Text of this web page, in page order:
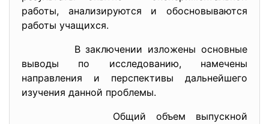
работы, анализируются и обосновываются
работы учащихся.
В заключении изложены основные
выводы по исследованию, намечены
направления и перспективы дальнейшего
изучения данной проблемы.
Общий объем выпускной